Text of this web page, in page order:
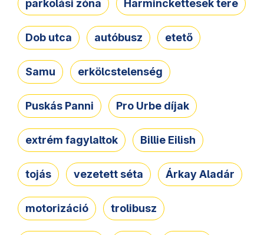
parkolási zóna Harminckettesek tere
Dob utca autóbusz etető
Samu erkölcstelenség
Puskás Panni Pro Urbe díjak
extrém fagylaltok Billie Eilish
tojás vezetett séta Árkay Aladár
motorizáció trolibusz